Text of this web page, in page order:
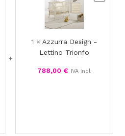
1 × Azzurra Design -
Lettino Trionfo
788,00 € IVA Incl.